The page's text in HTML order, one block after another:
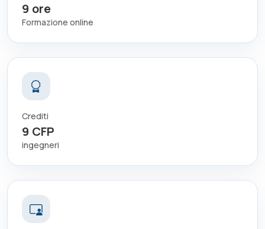
9 ore
Formazione online
Crediti
9 CFP
ingegneri